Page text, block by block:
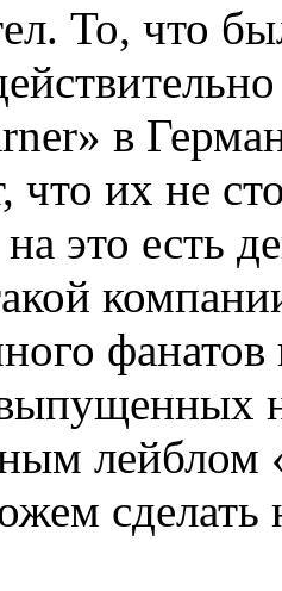
То, что
в
что их не
это есть
сделать